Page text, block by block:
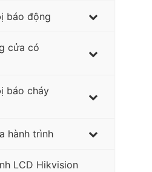
báo động
cửa có
báo cháy
hành trình
LCD Hikvision